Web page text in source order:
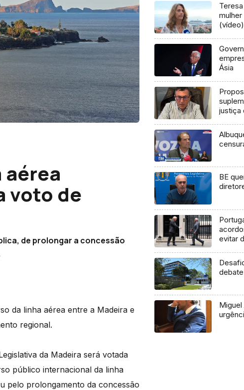
voto de
de prolongar a concessão
da linha aérea entre a Madeira e
regional.
da Madeira será votada
público internacional da linha
pelo prolongamento da concessão
(vídeo)
Ásia
justiça
BE
evitar
Miguel